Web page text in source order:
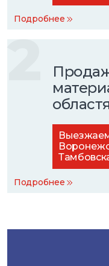
Подробнее
2
Подробнее